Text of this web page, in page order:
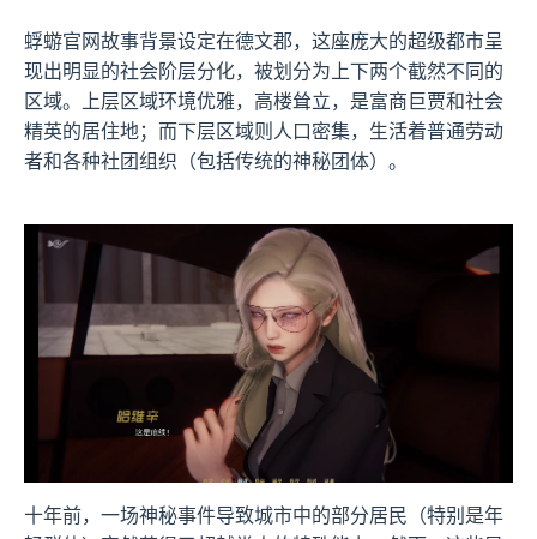
蜉蝣官网故事背景设定在德文郡，这座庞大的超级都市呈
现出明显的社会阶层分化，被划分为上下两个截然不同的
区域。上层区域环境优雅，高楼耸立，是富商巨贾和社会
精英的居住地；而下层区域则人口密集，生活着普通劳动
者和各种社团组织（包括传统的神秘团体）。
十年前，一场神秘事件导致城市中的部分居民（特别是年